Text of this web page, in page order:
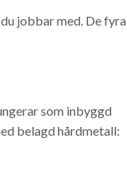
jobbar med. De fyra
som inbyggd
belagd hårdmetall: